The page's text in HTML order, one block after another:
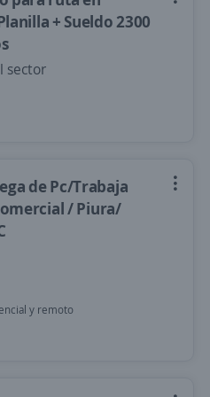
+ Sueldo 2300
sector
de Pc/Trabaja
/ Piura/
y remoto